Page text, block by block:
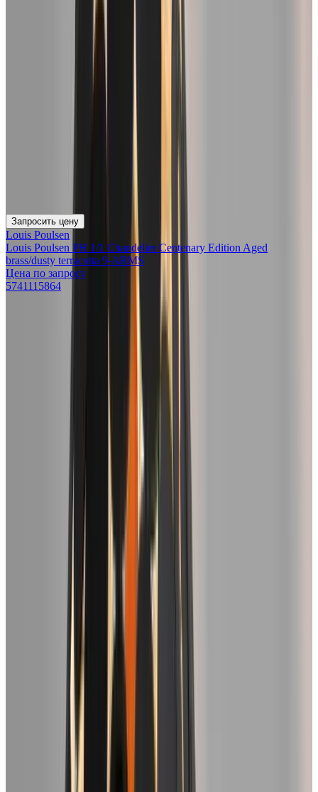
Запросить цену
Louis Poulsen
Louis Poulsen PH 1/1 Chandelier Centenary Edition Aged
brass/dusty terracotta 9-ARMS
Цена по запросу
5741115864